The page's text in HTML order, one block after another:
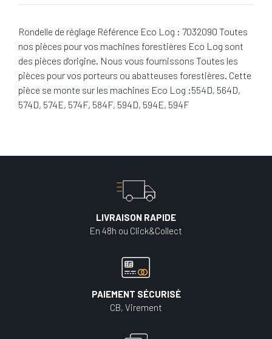
Rondelle de réglage Référence Eco Log : 7032090 Toutes
nos pièces pour vos machines forestières Eco Log sont
des pièces d'origine. Nous vous fournissons Toutes les
pièces pour vos porteurs ou abatteuses forestières. Cette
pièce se monte sur les machines Eco Log :554D, 564D,
574D, 574E, 574F, 584F, 594D, 594E, 594F
LIVRAISON RAPIDE
En 48h ou Click&Collect
PAIEMENT SÉCURISÉ
CB, Virement